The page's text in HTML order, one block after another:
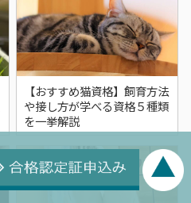
【おすすめ猫資格】飼育方法
や接し方が学べる資格５種類
を一挙解説